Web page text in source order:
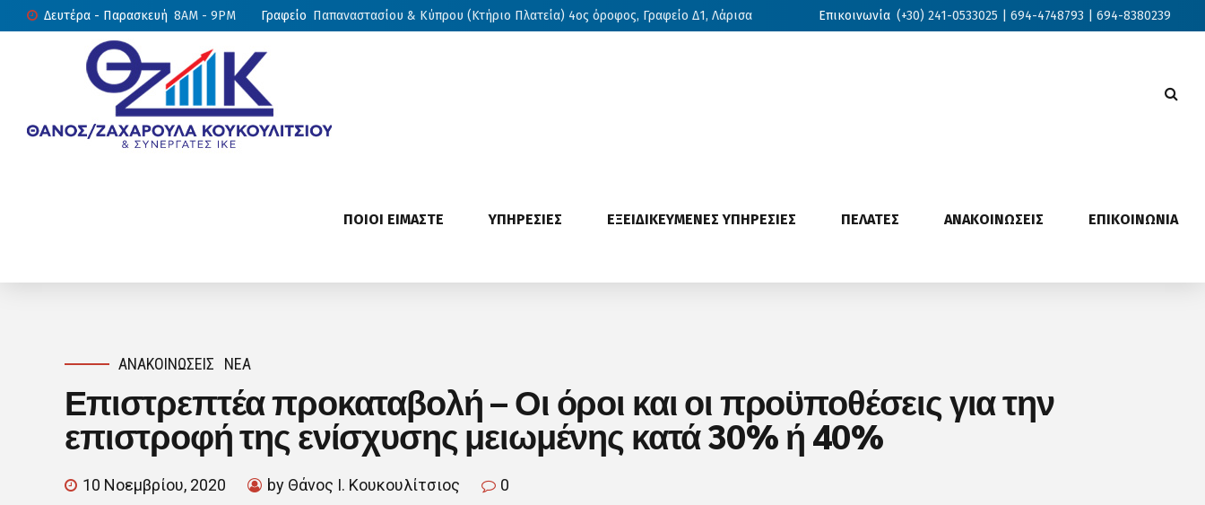
Δευτέρα - Παρασκευή 8AM - 9PM Γραφείο Παπαναστασίου & Κύπρου (Κτήριο Πλατεία) 4ος όροφος, Γραφείο Δ1, Λάρισα Επικοινωνία (+30) 241-0533025 | 694-4748793 | 694-8380239
ΠΟΙΟΙ ΕΙΜΑΣΤΕ ΥΠΗΡΕΣΙΕΣ ΕΞΕΙΔΙΚΕΥΜΕΝΕΣ ΥΠΗΡΕΣΙΕΣ ΠΕΛΑΤΕΣ ΑΝΑΚΟΙΝΩΣΕΙΣ ΕΠΙΚΟΙΝΩΝΙΑ
ΑΝΑΚΟΙΝΏΣΕΙΣ ΝΈΑ
Επιστρεπτέα προκαταβολή – Οι όροι και οι προϋποθέσεις για την
επιστροφή της ενίσχυσης μειωμένης κατά 30% ή 40%
10 Νοεμβρίου, 2020 by Θάνος Ι. Κουκουλίτσιος 0